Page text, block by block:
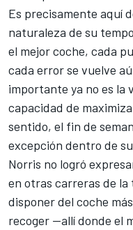
Es precisamente aquí
naturaleza de su
el mejor coche, cada
cada error se vuelve
importante ya no es la
capacidad de
sentido, el fin de
excepción dentro de
Norris no logró
en otras carreras de la
disponer del coche
recoger —allí donde el